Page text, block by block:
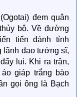
đem quân
bộ. Về đường
tiến đánh tỉnh
lãnh đạo tướng sĩ,
lui. Khi ra trận,
giáp trắng bào
gọi ông là Bạch